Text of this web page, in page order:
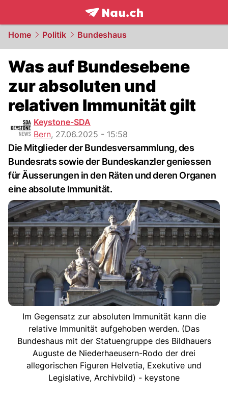
frontpage.NAU.ch
Home Politik Bundeshaus
Was auf Bundesebene
zur absoluten und
relativen Immunität gilt
Keystone-SDA
Bern, 27.06.2025 - 15:58
Die Mitglieder der Bundesversammlung, des
Bundesrats sowie der Bundeskanzler geniessen
für Äusserungen in den Räten und deren Organen
eine absolute Immunität.
Im Gegensatz zur absoluten Immunität kann die
relative Immunität aufgehoben werden. (Das
Bundeshaus mit der Statuengruppe des Bildhauers
Auguste de Niederhaeusern-Rodo der drei
allegorischen Figuren Helvetia, Exekutive und
Legislative, Archivbild) - keystone